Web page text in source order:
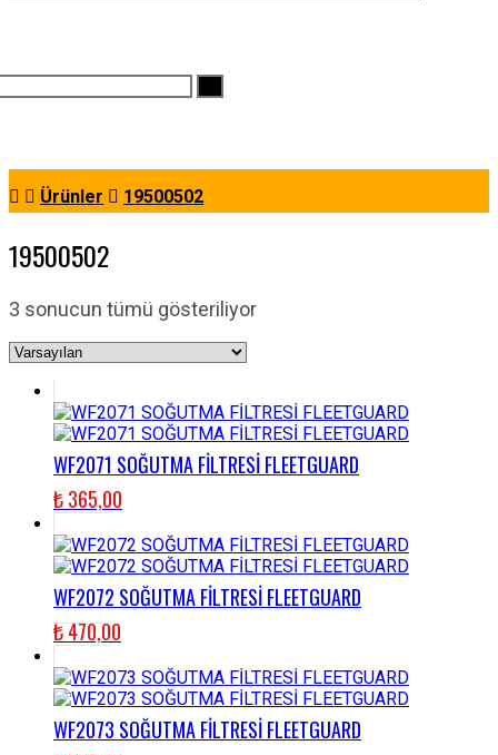
Ürünler 19500502
19500502
3 sonucun tümü gösteriliyor
WF2071 SOĞUTMA FİLTRESİ FLEETGUARD
₺365,00
WF2072 SOĞUTMA FİLTRESİ FLEETGUARD
₺470,00
WF2073 SOĞUTMA FİLTRESİ FLEETGUARD